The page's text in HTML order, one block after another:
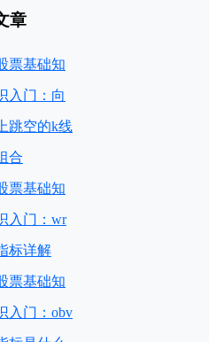
章
票基础知
入门：向
上跳空的k线
合
票基础知
入门：wr
标详解
票基础知
入门：obv